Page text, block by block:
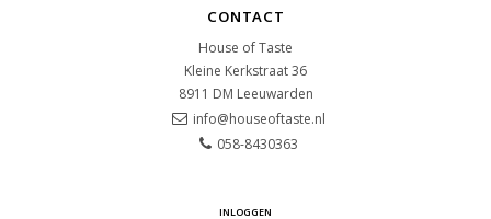
CONTACT
House of Taste
Kleine Kerkstraat 36
8911 DM Leeuwarden
info@houseoftaste.nl
058-8430363
INLOGGEN